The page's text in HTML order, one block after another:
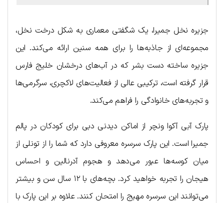
جزیره نخل جمیرا، یک شگفتی معماری به شکل درخت نخل،
مجموعه‌ای از جاذبه‌ها را برای همه سنین ارائه می‌کند. این
جزیره ساخته دست بشر که در آب‌های درخشان خلیج فارس
قرار گرفته است، ترکیبی عالی از فعالیت‌های لاکچری، سرگرمی‌ها
و تجربه‌های خانوادگی را فراهم می‌کند.
پارک آبی آکوا ونچر از اماکن دیدنی دبی برای کودکان در پالم
جمیرا است. این پارک سرسره معروفی دارد که شما را از تونلی از
میان کوسه‌ها عبور می‌دهد و هجوم آدرنالین و احساس
هیجان را تجربه خواهید کرد. بچه‌های با ۱۲ سال سن و بیشتر
می‌توانند این سرسره مهیج را امتحان کنند. علاوه بر این پارک با